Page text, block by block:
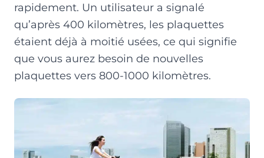
rapidement. Un utilisateur a signalé
qu’après 400 kilomètres, les plaquettes
étaient déjà à moitié usées, ce qui signifie
que vous aurez besoin de nouvelles
plaquettes vers 800-1000 kilomètres.